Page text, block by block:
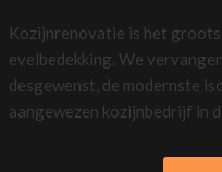
Kozijnrenovatie is het
evelbedekking. We
desgewenst, de modernste
aangewezen kozijnbedrijf in